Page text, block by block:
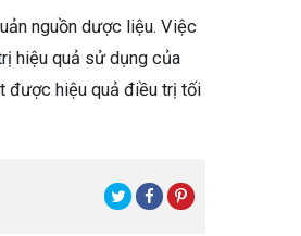
nguồn dược liệu. Việc
hiệu quả sử dụng của
được hiệu quả điều trị tối